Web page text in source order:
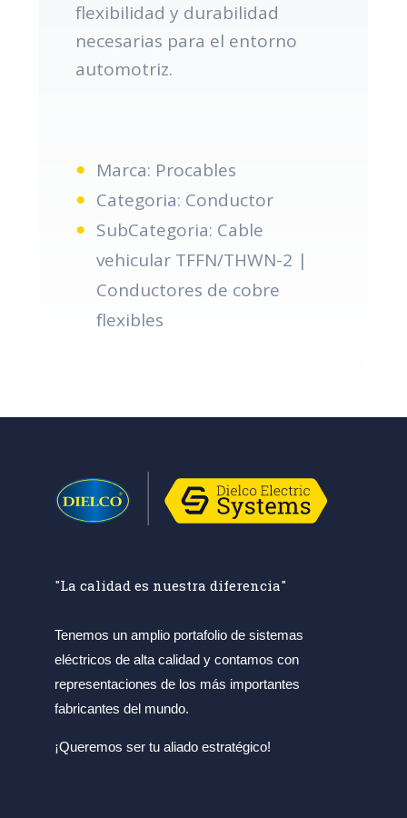
flexibilidad y durabilidad
necesarias para el entorno
automotriz.
Marca: Procables
Categoria: Conductor
SubCategoria: Cable
vehicular TFFN/THWN-2 |
Conductores de cobre
flexibles
"La calidad es nuestra diferencia"
Tenemos un amplio portafolio de sistemas
eléctricos de alta calidad y contamos con
representaciones de los más importantes
fabricantes del mundo.
¡Queremos ser tu aliado estratégico!